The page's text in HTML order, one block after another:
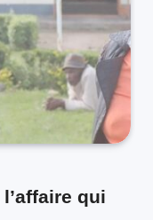
l’affaire qui